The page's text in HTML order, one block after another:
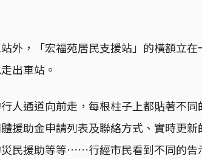
外，「宏福苑居民支援站」的橫額立
出車站。
人通道向前走，每根柱子上都貼著不
援助金申請列表及聯絡方式、實時更
民援助等等……行經市民看到不同的告